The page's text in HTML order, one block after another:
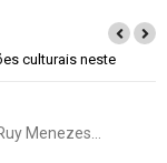
um suspense
Menezes…